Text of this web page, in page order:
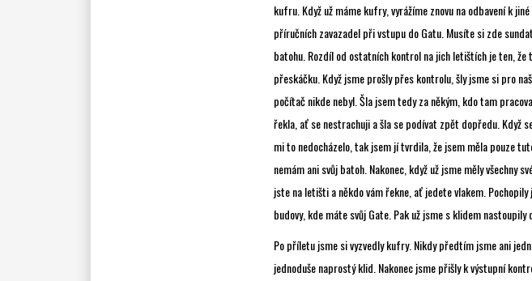
kufru. Když už máme kufry, vyrážíme znovu na odbavení k
příručních zavazadel při vstupu do Gatu. Musíte si zde
batohu. Rozdíl od ostatních kontrol na jich letištích je ten,
přeskáčku. Když jsme prošly přes kontrolu, šly jsme si pro
počítač nikde nebyl. Šla jsem tedy za někým, kdo tam
řekla, ať se nestrachuji a šla se podívat zpět dopředu. Když
mi to nedocházelo, tak jsem jí tvrdila, že jsem měla pouze
nemám ani svůj batoh. Nakonec, když už jsme měly všechny
jste na letišti a někdo vám řekne, ať jedete vlakem.
budovy, kde máte svůj Gate. Pak už jsme s klidem nastoupily
Po příletu jsme si vyzvedly kufry. Nikdy předtím jsme ani
jednoduše naprostý klid. Nakonec jsme přišly k výstupní